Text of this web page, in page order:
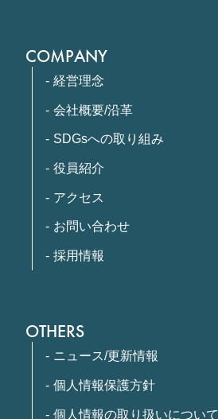
COMPANY
経営理念
会社概要/沿革
SDGsへの取り組み
役員紹介
アクセス
お問い合わせ
採用情報
OTHERS
ニュース/更新情報
個人情報保護方針
個人情報の取り扱いについて